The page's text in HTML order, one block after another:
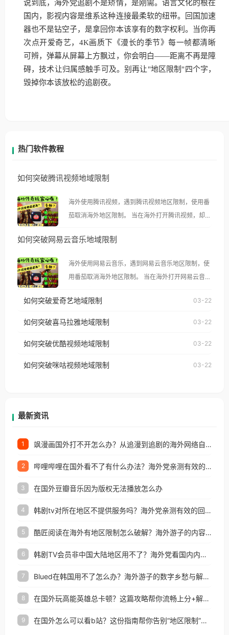
说到底，海外党追剧不是矫情，是刚需。语言文化的根在
国内，影视内容是维系这种连接最柔软的纽带。回国加速
器也不是钻空子，是拿回你本该享有的数字权利。当你再
次点开爱奇艺，4K画质下《漫长的季节》每一帧都清晰
可辨，弹幕从屏幕上方飘过，你会明白——距离不再是障
碍，技术让归属感触手可及。别再让"地区限制"四个字，
毁掉你本该放松的追剧夜。
热门软件教程
如何突破腾讯视频地域限制
海外使用腾讯视频，遇到腾讯视频地区限制，使用番
茄取消海外地区限制。 当在海外打开腾讯视频，却突
示语。 海外用户如香港、澳门、台湾、美国、加拿
像其他音乐平台一样，出现地区及版权限制问题，且
仅能在中国大陆地区播放。 遇到这个问题的朋友们，
使用番茄回国加速器，即可解决「海外用户收听腾讯
台湾、美国、加拿大、澳大利亚、欧洲等国家和地区
权限制所困扰。
如何突破网易云音乐地域限制
海外使用网易云音乐，遇到网易云音乐地区限制，使
用番茄取消海外地区限制。 当在海外打开网易云音
播放”的提示语。 海外用户如香港、澳门、台湾、美
国、加拿大、澳大利亚、欧洲等国家和地区时，网易
制问题，且仅能在中国大陆地区播放。 遇到这个问题
户收听网易云音乐地区版权限制」的问题，无论人在
如何突破爱奇艺地域限制 03-22
如何突破喜马拉雅地域限制 03-22
如何突破优酷视频地域限制 03-22
如何突破咪咕视频地域限制 03-22
最新资讯
1 飒漫画国外打不开怎么办？从追漫到追剧的海外网络自由之路
2 哔哩哔哩在国外看不了有什么办法？海外党亲测有效的回国加速解决方案
3 在国外豆瓣音乐因为版权无法播放怎么办
4 韩剧tv对所在地区不提供服务吗？海外党亲测有效的回国加速解决方案
5 酷匠阅读在海外有地区限制怎么破解？海外游子的内容归乡路
6 韩剧TV会员非中国大陆地区用不了？海外党看国内内容的加速器选择指南
7 Blued在韩国用不了怎么办？海外游子的数字乡愁与解决方案
8 在国外玩高能英雄总卡顿？这篇攻略帮你流畅上分+解锁国内影音自由
9 在国外怎么可以看b站？这份指南帮你告别“地区限制”的烦恼